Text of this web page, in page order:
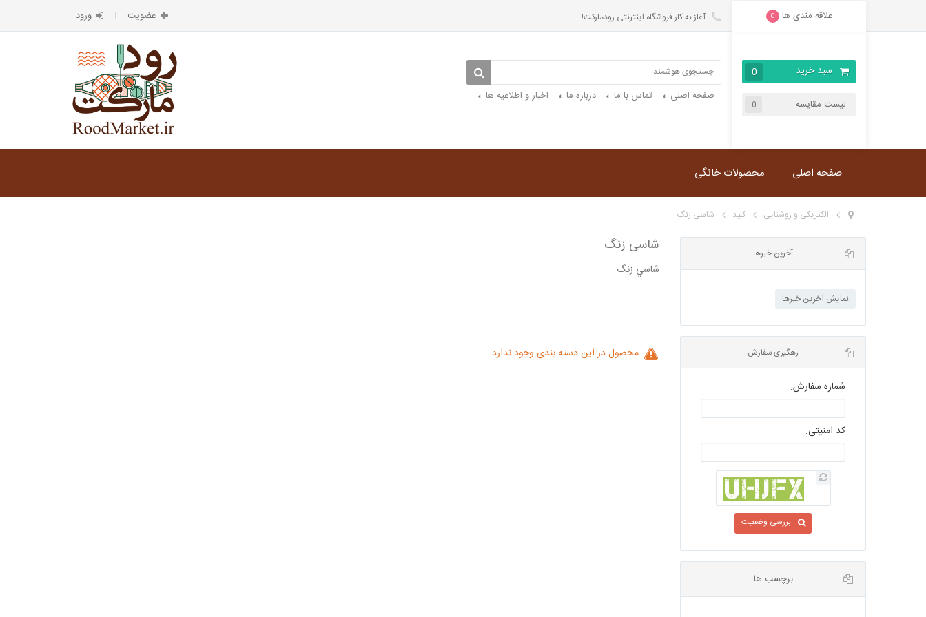
علاقه مندی ها 0 آغاز به کار فروشگاه اینترنتی رودمارکت! عضویت ورود
سبد خرید 0
لیست مقایسه 0
صفحه اصلی تماس با ما درباره ما اخبار و اطلاعیه ها
صفحه اصلی محصولات خانگی
الکتریکی و روشنایی کلید شاسی زنگ
نمایش آخرین خبرها
رهگیری سفارششماره سفارش:
کد امنیتی:
بررسی وضعیت
برچسب ها
شاسی زنگ شاسي زنگ
محصول در این دسته بندی وجود ندارد